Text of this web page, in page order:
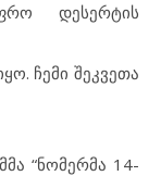
დესერტის
ჩემი შეკვეთა
“ნომერმა 14-